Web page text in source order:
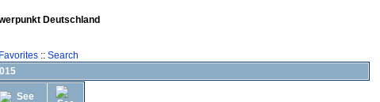
Deutschland
:: Search